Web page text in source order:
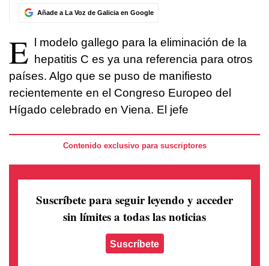
Añade a La Voz de Galicia en Google
E l modelo gallego para la eliminación de la
hepatitis C es ya una referencia para otros
países. Algo que se puso de manifiesto
recientemente en el Congreso Europeo del
Hígado celebrado en Viena. El jefe
Contenido exclusivo para suscriptores
Suscríbete para seguir leyendo y acceder
sin límites a todas las noticias
Suscríbete